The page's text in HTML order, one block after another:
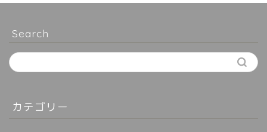
Search
カテゴリー